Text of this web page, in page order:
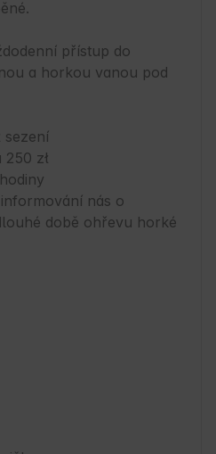
přístup do
a horkou vanou pod
sezení
zł
nás o
době ohřevu horké